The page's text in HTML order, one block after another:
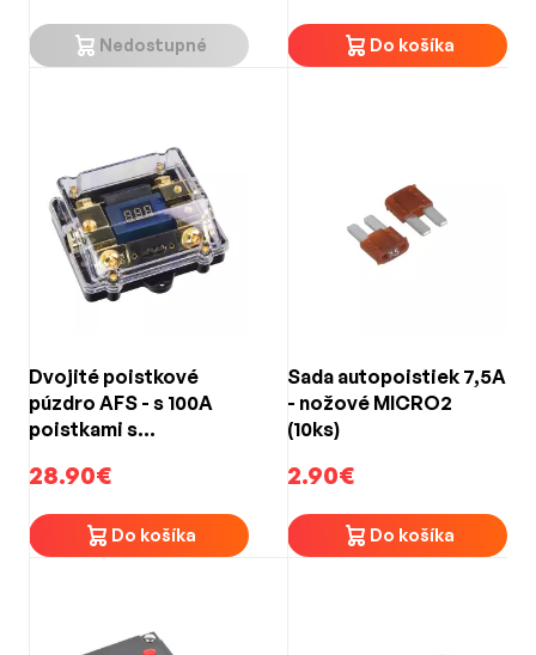
Nedostupné Do košíka
Dvojité poistkové
púzdro AFS - s 100A
poistkami s
28.90€
Do košíka
Sada autopoistiek 7,5A
- nožové MICRO2
(10ks)
2.90€
Do košíka